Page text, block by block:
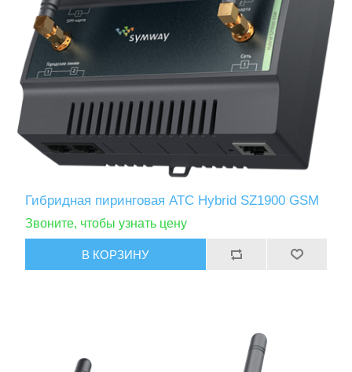
Гибридная пиринговая АТС Hybrid SZ1900 GSM
Звоните, чтобы узнать цену